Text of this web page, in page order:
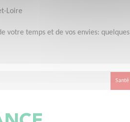
Loire
votre temps et de vos envies: quelques
Santé